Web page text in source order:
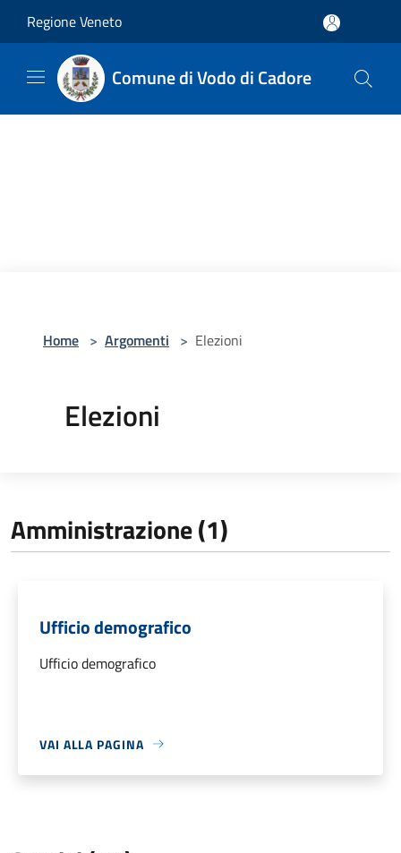
Regione Veneto
Comune di Vodo di Cadore
Home > Argomenti > Elezioni
Elezioni
Amministrazione (1)
Ufficio demografico
Ufficio demografico
VAI ALLA PAGINA